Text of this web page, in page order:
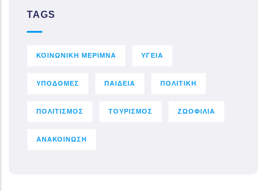
TAGS
ΚΟΙΝΩΝΙΚΗ ΜΕΡΙΜΝΑ ΥΓΕΙΑ
ΥΠΟΔΟΜΕΣ ΠΑΙΔΕΙΑ ΠΟΛΙΤΙΚΗ
ΠΟΛΙΤΙΣΜΟΣ ΤΟΥΡΙΣΜΟΣ ΖΩΟΦΙΛΙΑ
ΑΝΑΚΟΙΝΩΣΗ